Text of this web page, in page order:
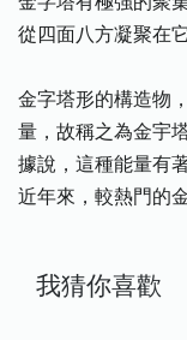
從四面八方凝聚在
金字塔形的構造物
量，故稱之為金宇塔
據說，這種能量有
近年來，較熱門的
我猜你喜歡